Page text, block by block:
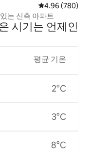
평점 4.96점(5
4.96 (780)
는 신축 아파트
시기는 언제인
평균 기온
2°C
3°C
8°C